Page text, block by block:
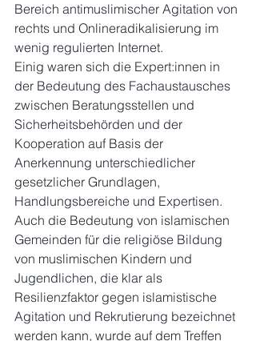
Bereich antimuslimischer Agitation von
rechts und Onlineradikalisierung im
wenig regulierten Internet.
Einig waren sich die Expert:innen in
der Bedeutung des Fachaustausches
zwischen Beratungsstellen und
Sicherheitsbehörden und der
Kooperation auf Basis der
Anerkennung unterschiedlicher
gesetzlicher Grundlagen,
Handlungsbereiche und Expertisen.
Auch die Bedeutung von islamischen
Gemeinden für die religiöse Bildung
von muslimischen Kindern und
Jugendlichen, die klar als
Resilienzfaktor gegen islamistische
Agitation und Rekrutierung bezeichnet
werden kann, wurde auf dem Treffen